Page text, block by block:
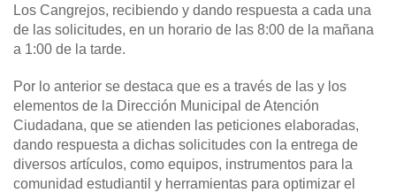
Los Cangrejos, recibiendo y dando respuesta a cada una
de las solicitudes, en un horario de las 8:00 de la mañana
a 1:00 de la tarde.
Por lo anterior se destaca que es a través de las y los
elementos de la Dirección Municipal de Atención
Ciudadana, que se atienden las peticiones elaboradas,
dando respuesta a dichas solicitudes con la entrega de
diversos artículos, como equipos, instrumentos para la
comunidad estudiantil y herramientas para optimizar el